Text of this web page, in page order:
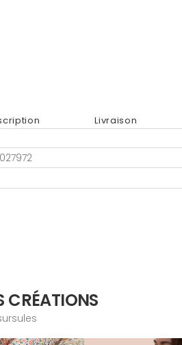
Livraison
CRÉATIONS